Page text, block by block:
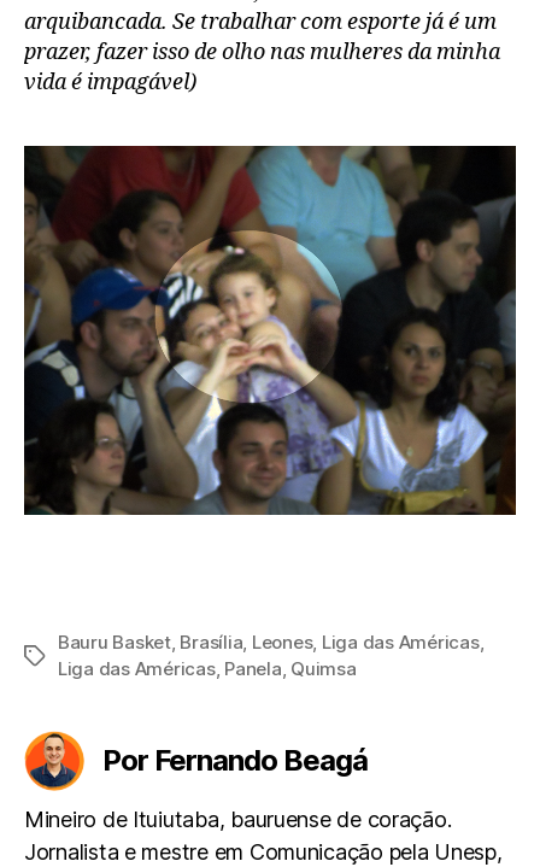
arquibancada. Se trabalhar com esporte já é um
prazer, fazer isso de olho nas mulheres da minha
vida é impagável)
Tags
Bauru Basket, Brasília, Leones, Liga das Américas,
Liga das Américas, Panela, Quimsa
Por Fernando Beagá
Mineiro de Ituiutaba, bauruense de coração.
Jornalista e mestre em Comunicação pela Unesp,